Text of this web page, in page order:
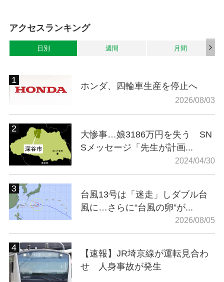
アクセスランキング
日別 週間 月間
ホンダ、四輪車生産を停止へ
2026/08/03
大惨事…娘3186万円を失う SN
Sメッセージ「先生が計画...
2024/04/30
台風13号は「迷走」しダブル台
風に…さらに“台風の卵”が...
2026/08/05
【速報】JR埼京線が運転見合わ
せ 人身事故が発生